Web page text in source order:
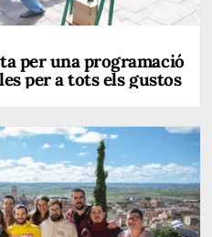
per una programació
per a tots els gustos